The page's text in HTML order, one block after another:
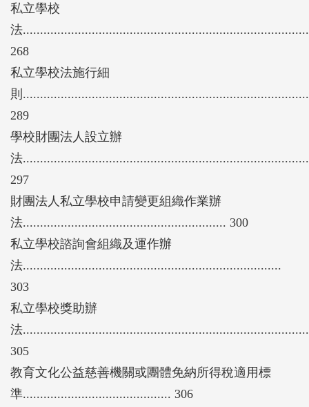
私立學校
法
268
私立學校法施行細
則
289
學校財團法人設立辦
法
297
財團法人私立學校申請變更組織作業辦
法........................................................... 300
私立學校諮詢會組織及運作辦
法...........................................................................
303
私立學校獎助辦
法
305
教育文化公益慈善機關或團體免納所得稅適用標
準........................................... 306